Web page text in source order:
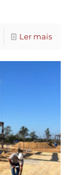
Ler mais